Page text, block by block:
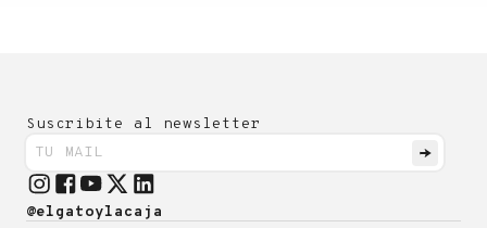
Suscribite al newsletter
@elgatoylacaja